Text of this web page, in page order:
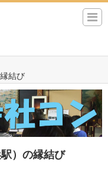
結び
）の縁結び